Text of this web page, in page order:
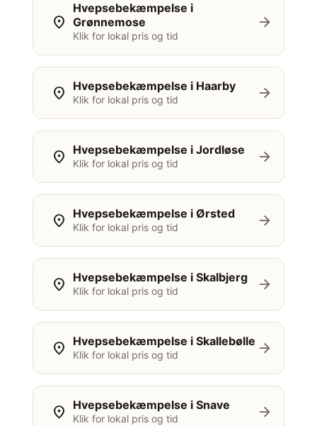
location_on
Hvepsebekæmpelse i
Grønnemose
Klik for lokal pris og tid
arrow_forward
location_on Hvepsebekæmpelse i Haarby
Klik for lokal pris og tid arrow_forward
location_on Hvepsebekæmpelse i Jordløse
Klik for lokal pris og tid arrow_forward
location_on Hvepsebekæmpelse i Ørsted
Klik for lokal pris og tid arrow_forward
location_on Hvepsebekæmpelse i Skalbjerg
Klik for lokal pris og tid arrow_forward
location_on Hvepsebekæmpelse i Skallebølle
Klik for lokal pris og tid arrow_forward
location_on Hvepsebekæmpelse i Snave
Klik for lokal pris og tid arrow_forward